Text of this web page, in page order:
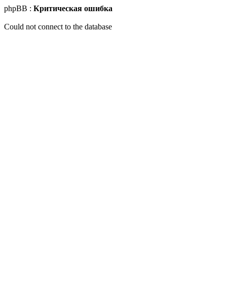
phpBB : Критическая ошибка
Could not connect to the database